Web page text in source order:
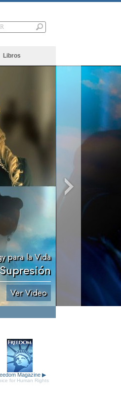
Libros
para la Vida
Ver Video
Magazine ▶
for Human Rights